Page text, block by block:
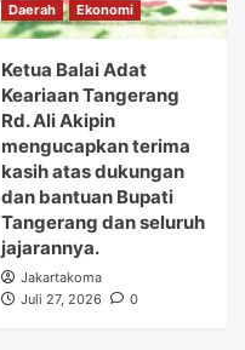
Daerah Ekonomi
Ketua Balai Adat
Keariaan Tangerang
Rd. Ali Akipin
mengucapkan terima
kasih atas dukungan
dan bantuan Bupati
Tangerang dan seluruh
jajarannya.
Jakartakoma
Juli 27, 2026
0